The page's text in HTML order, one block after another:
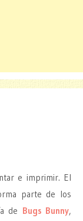
e imprimir. El
parte de los
de Bugs Bunny,